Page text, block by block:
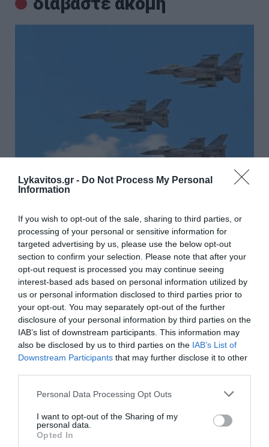
Lykavitos.gr - Do Not Process My Personal
Information
If you wish to opt-out of the sale, sharing to third parties, or
processing of your personal or sensitive information for
targeted advertising by us, please use the below opt-out
section to confirm your selection. Please note that after your
opt-out request is processed you may continue seeing
interest-based ads based on personal information utilized by
us or personal information disclosed to third parties prior to
your opt-out. You may separately opt-out of the further
disclosure of your personal information by third parties on the
IAB’s list of downstream participants. This information may
also be disclosed by us to third parties on the IAB’s List of
Downstream Participants that may further disclose it to other
Please note that this website/app uses one or more Google
not limited to your visit or usage behaviour. You may click to
grant or deny consent to Google and its third-party tags to
use your data for below specified purposes in below Google
Personal Data Processing Opt Outs
I want to opt-out of the Sharing of my
personal data.
Opted In
16 πάνω από το Αιγαίο – Μπαράζ
παραβιάσεων και παραβάσεων
Μπαράζ παραβιάσεων και παραβάσεων σημειώθηκαν
σήμερα πάνω από το Αιγαίο.Σύμφωνα με το ΓΕΕΘΑ,
συνολικά 8 αεροσκάφη ανέπτυξε η Τουρκία στο κεντρικό,
νοτιοανατολικό και βορειοανατολικ...
06 Αυγούστου 2026